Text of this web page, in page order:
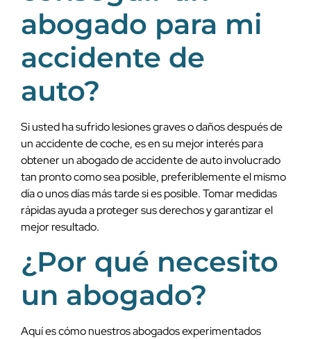
abogado para mi
accidente de
auto?
Si usted ha sufrido lesiones graves o daños después de
un accidente de coche, es en su mejor interés para
obtener un abogado de accidente de auto involucrado
tan pronto como sea posible, preferiblemente el mismo
día o unos días más tarde si es posible. Tomar medidas
rápidas ayuda a proteger sus derechos y garantizar el
mejor resultado.
¿Por qué necesito
un abogado?
Aquí es cómo nuestros abogados experimentados